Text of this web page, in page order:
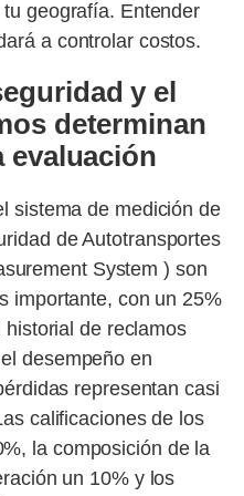
geografía. Entender
a controlar costos.
y el
determinan
evaluación
sistema de medición de
de Autotransportes
System ) son
importante, con un 25%
historial de reclamos
desempeño en
representan casi
calificaciones de los
la composición de la
un 10% y los